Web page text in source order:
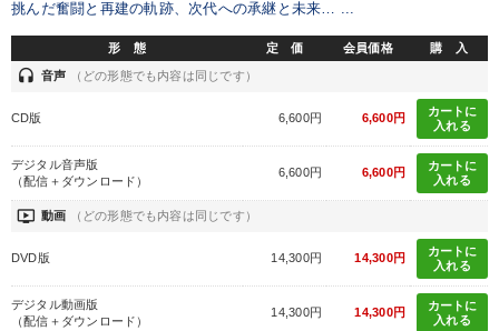
挑んだ奮闘と再建の軌跡、次代への承継と未来… ...
形 態 定 価 会員価格 購 入
headset 音声 （どの形態でも内容は同じです）
CD版 6,600円 6,600円
カートに
入れる
デジタル音声版
（配信＋ダウンロード）
6,600円 6,600円
カートに
入れる
ondemand_video 動画 （どの形態でも内容は同じです）
DVD版 14,300円 14,300円
カートに
入れる
デジタル動画版
（配信＋ダウンロード）
14,300円 14,300円
カートに
入れる